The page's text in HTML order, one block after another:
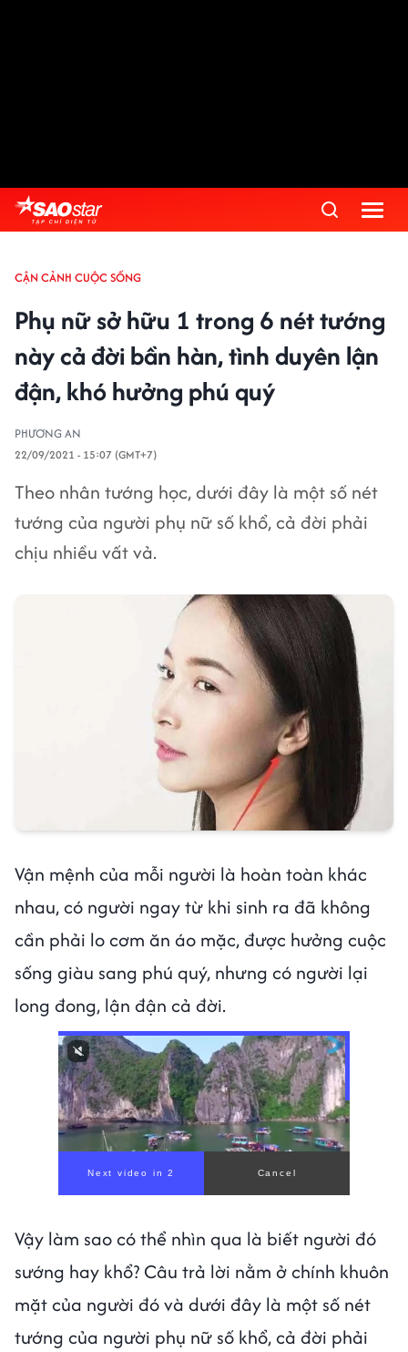
CẬN CẢNH CUỘC SỐNG
Phụ nữ sở hữu 1 trong 6 nét tướng
này cả đời bần hàn, tình duyên lận
đận, khó hưởng phú quý
PHƯƠNG AN
22/09/2021 - 15:07 (GMT+7)
Theo nhân tướng học, dưới đây là một số nét
tướng của người phụ nữ số khổ, cả đời phải
chịu nhiều vất vả.
Vận mệnh của mỗi người là hoàn toàn khác
nhau, có người ngay từ khi sinh ra đã không
cần phải lo cơm ăn áo mặc, được hưởng cuộc
sống giàu sang phú quý, nhưng có người lại
long đong, lận đận cả đời.
Vậy làm sao có thể nhìn qua là biết người đó
sướng hay khổ? Câu trả lời nằm ở chính khuôn
mặt của người đó và dưới đây là một số nét
tướng của người phụ nữ số khổ, cả đời phải